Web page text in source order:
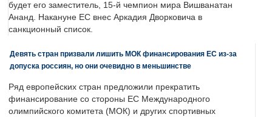
будет его заместитель, 15-й чемпион мира Вишванатан
Ананд. Накануне ЕС внес Аркадия Дворковича в
санкционный список.
Девять стран призвали лишить МОК финансирования ЕС из-за
допуска россиян, но они очевидно в меньшинстве
Ряд европейских стран предложили прекратить
финансирование со стороны ЕС Международного
олимпийского комитета (МОК) и других спортивных